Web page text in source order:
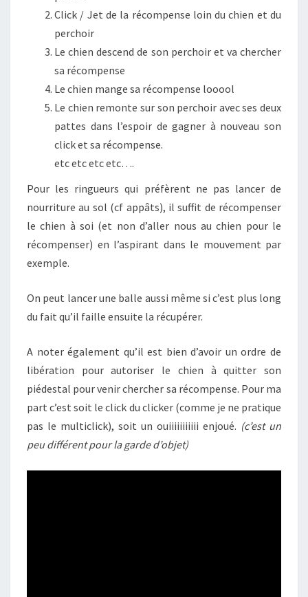
Click / Jet de la récompense loin du chien et du
perchoir
Le chien descend de son perchoir et va chercher
sa récompense
Le chien mange sa récompense looool
Le chien remonte sur son perchoir avec ses deux
pattes dans l’espoir de gagner à nouveau son
click et sa récompense.
etc etc etc etc….
Pour les ringueurs qui préfèrent ne pas lancer de
nourriture au sol (cf appâts), il suffit de récompenser
le chien à soi (et non d’aller nous au chien pour le
récompenser) en l’aspirant dans le mouvement par
exemple.
On peut lancer une balle aussi même si c’est plus long
du fait qu’il faille ensuite la récupérer.
A noter également qu’il est bien d’avoir un ordre de
libération pour autoriser le chien à quitter son
piédestal pour venir chercher sa récompense. Pour ma
part c’est soit le click du clicker (comme je ne pratique
pas le multiclick), soit un ouiiiiiiiiiii enjoué. (c’est un
peu différent pour la garde d’objet)